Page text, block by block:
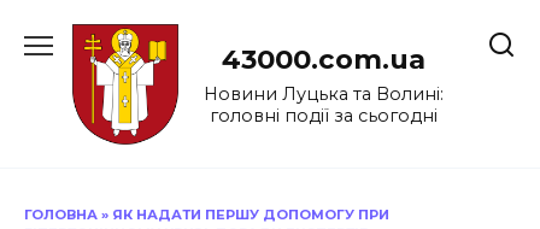
до
43000.com.ua
Новини Луцька та Волині:
головні події за сьогодні
ГОЛОВНА » ЯК НАДАТИ ПЕРШУ ДОПОМОГУ ПРИ